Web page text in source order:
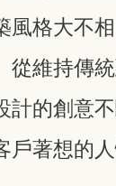
風格大不
從維持傳
計的創意不
著想的人